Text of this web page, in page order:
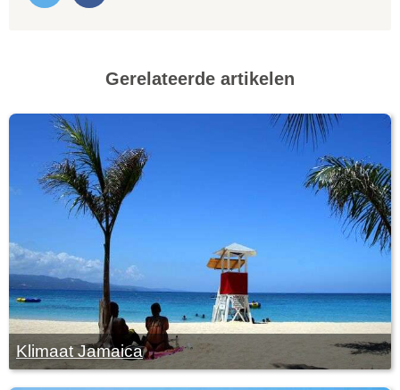
Gerelateerde artikelen
Klimaat Jamaica